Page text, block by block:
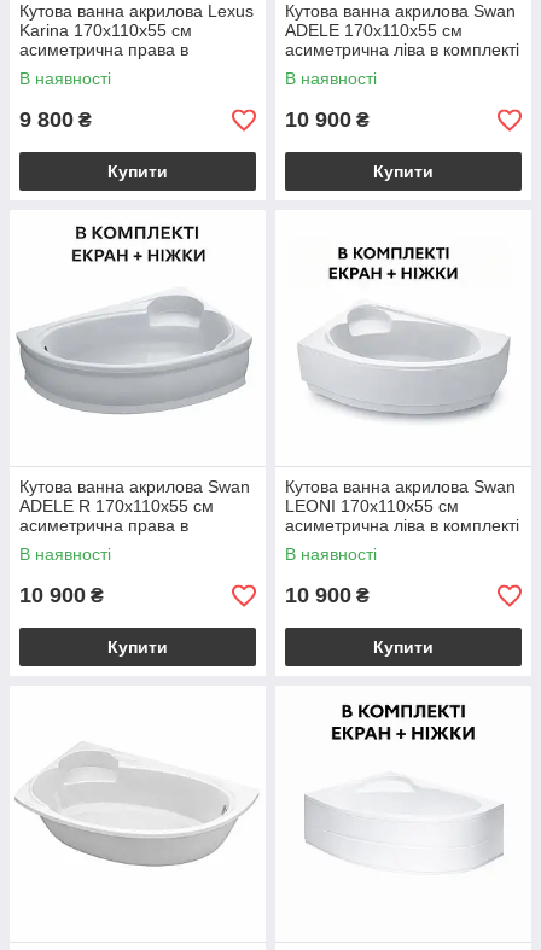
Кутова ванна акрилова Lexus
Karina 170x110х55 см
асиметрична права в
комплекті ніжки та екран для
ванни
В наявності
9 800 ₴
Купити
Кутова ванна акрилова Swan
ADELE 170x110х55 см
асиметрична ліва в комплекті
ніжки та екран для ванни
В наявності
10 900 ₴
Купити
Кутова ванна акрилова Swan
ADELE R 170х110х55 см
асиметрична права в
комплекті ніжки та екран для
ванни
В наявності
10 900 ₴
Купити
Кутова ванна акрилова Swan
LEONI 170х110х55 см
асиметрична ліва в комплекті
ніжки та екран для ванни
В наявності
10 900 ₴
Купити